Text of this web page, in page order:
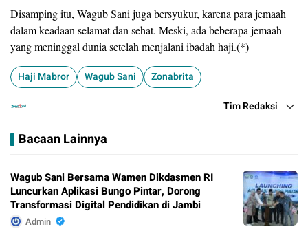
Disamping itu, Wagub Sani juga bersyukur, karena para jemaah
dalam keadaan selamat dan sehat. Meski, ada beberapa jemaah
yang meninggal dunia setelah menjalani ibadah haji.(*)
Haji Mabror Wagub Sani Zonabrita
Tim Redaksi
Bacaan Lainnya
Wagub Sani Bersama Wamen Dikdasmen RI
Luncurkan Aplikasi Bungo Pintar, Dorong
Transformasi Digital Pendidikan di Jambi
Admin